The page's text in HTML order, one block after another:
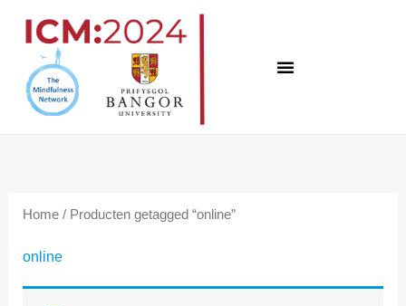
naar
inhoud
Home/ Producten getagged “online”
online